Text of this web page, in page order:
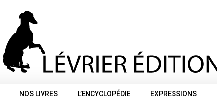
NOS LIVRES L’ENCYCLOPÉDIE EXPRESSIONS